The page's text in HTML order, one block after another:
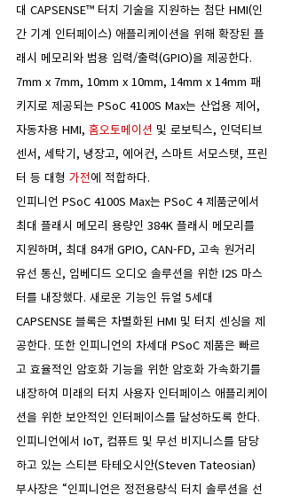
대 CAPSENSE™ 터치 기술을 지원하는 첨단 HMI(인
간 기계 인터페이스) 애플리케이션을 위해 확장된 플
래시 메모리와 범용 입력/출력(GPIO)을 제공한다.
7mm x 7mm, 10mm x 10mm, 14mm x 14mm 패
키지로 제공되는 PSoC 4100S Max는 산업용 제어,
자동차용 HMI, 홈오토메이션 및 로보틱스, 인덕티브
센서, 세탁기, 냉장고, 에어컨, 스마트 서모스탯, 프린
터 등 대형 가전에 적합하다.
인피니언 PSoC 4100S Max는 PSoC 4 제품군에서
최대 플래시 메모리 용량인 384K 플래시 메모리를
지원하며, 최대 84개 GPIO, CAN-FD, 고속 원거리
유선 통신, 임베디드 오디오 솔루션을 위한 I2S 마스
터를 내장했다. 새로운 기능인 듀얼 5세대
CAPSENSE 블록은 차별화된 HMI 및 터치 센싱을 제
공한다. 또한 인피니언의 차세대 PSoC 제품은 빠르
고 효율적인 암호화 기능을 위한 암호화 가속화기를
내장하여 미래의 터치 사용자 인터페이스 애플리케이
션을 위한 보안적인 인터페이스를 달성하도록 한다.
인피니언에서 IoT, 컴퓨트 및 무선 비지니스를 담당
하고 있는 스티븐 타테오시안(Steven Tateosian)
부사장은 “인피니언은 정전용량식 터치 솔루션을 선